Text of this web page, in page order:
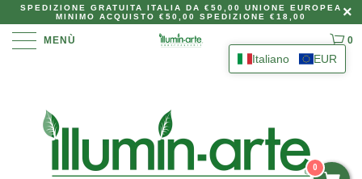
SPEDIZIONE GRATUITA ITALIA DA €50,00 UNIONE EUROPEA
MINIMO ACQUISTO €50,00 SPEDIZIONE €18,00
MENÙ 0
Italiano EUR
0